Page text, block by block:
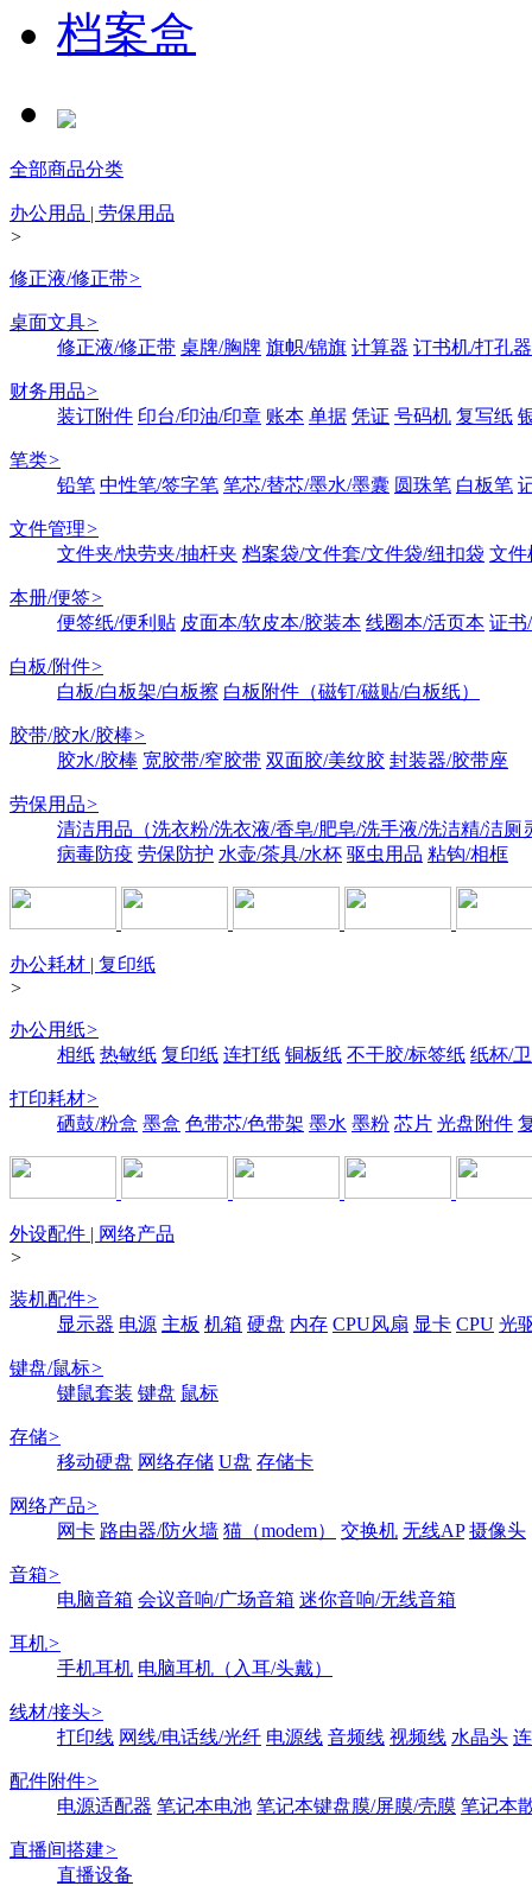
档案盒
全部商品分类
办公用品 | 劳保用品
>
修正液/修正带>
桌面文具>
修正液/修正带 桌牌/胸牌 旗帜/锦旗 计算器 订书机/打孔器
财务用品>
装订附件 印台/印油/印章 账本 单据 凭证 号码机 复写纸
笔类>
铅笔 中性笔/签字笔 笔芯/替芯/墨水/墨囊 圆珠笔 白板笔
文件管理>
文件夹/快劳夹/抽杆夹 档案袋/文件套/文件袋/纽扣袋 文件
本册/便签>
便签纸/便利贴 皮面本/软皮本/胶装本 线圈本/活页本 证书
白板/附件>
白板/白板架/白板擦 白板附件（磁钉/磁贴/白板纸）
胶带/胶水/胶棒>
胶水/胶棒 宽胶带/窄胶带 双面胶/美纹胶 封装器/胶带座
劳保用品>
清洁用品（洗衣粉/洗衣液/香皂/肥皂/洗手液/洗洁精/洁厕
病毒防疫 劳保防护 水壶/茶具/水杯 驱虫用品 粘钩/相框
办公耗材 | 复印纸
>
办公用纸>
相纸 热敏纸 复印纸 连打纸 铜板纸 不干胶/标签纸 纸杯/
打印耗材>
硒鼓/粉盒 墨盒 色带芯/色带架 墨水 墨粉 芯片 光盘附件
外设配件 | 网络产品
>
装机配件>
显示器 电源 主板 机箱 硬盘 内存 CPU风扇 显卡 CPU 光
键盘/鼠标>
键鼠套装 键盘 鼠标
存储>
移动硬盘 网络存储 U盘 存储卡
网络产品>
网卡 路由器/防火墙 猫（modem） 交换机 无线AP 摄像头
音箱>
电脑音箱 会议音响/广场音箱 迷你音响/无线音箱
耳机>
手机耳机 电脑耳机（入耳/头戴）
线材/接头>
打印线 网线/电话线/光纤 电源线 音频线 视频线 水晶头
配件附件>
电源适配器 笔记本电池 笔记本键盘膜/屏膜/壳膜 笔记本
直播间搭建>
直播设备